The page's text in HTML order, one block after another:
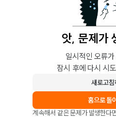
앗, 문제가
일시적인 오류
잠시 후에 다시 시
새로고침
홈으로 돌
계속해서 같은 문제가 발생한다